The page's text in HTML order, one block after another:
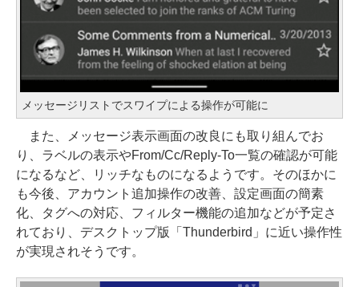
メッセージリストでスワイプによる操作が可能に
また、メッセージ表示画面の改良にも取り組んでお
り、ラベルの表示やFrom/Cc/Reply-To一覧の確認が可能
になるなど、リッチなものになるようです。そのほかに
も今後、アカウント追加操作の改善、設定画面の簡素
化、タグへの対応、フィルター機能の追加などが予定さ
れており、デスクトップ版「Thunderbird」に近い操作性
が実現されそうです。